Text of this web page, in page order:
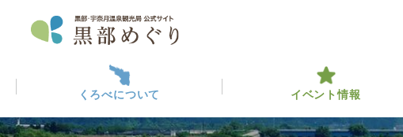
くろべについて イベント情報